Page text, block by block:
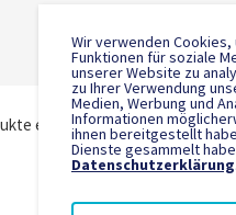
eingetragen.
Wir verwenden
Funktionen für soziale
unserer Website zu
zu Ihrer Verwendung
Medien, Werbung und
Informationen
ihnen bereitgestellt
Dienste gesammelt
Datenschutzerklärung